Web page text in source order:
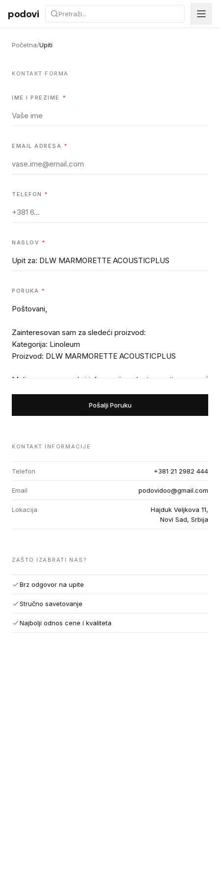
Preskoči na sadržaj
podovi
Početna/Upiti
KONTAKT FORMA
IME I PREZIME *
EMAIL ADRESA *
TELEFON *
NASLOV *
PORUKA *
Pošalji Poruku
KONTAKT INFORMACIJE
Telefon +381 21 2982 444
Email podovidoo@gmail.com
Lokacija
Hajduk Veljkova 11,
Novi Sad, Srbija
ZAŠTO IZABRATI NAS?
Brz odgovor na upite
Stručno savetovanje
Najbolji odnos cene i kvaliteta